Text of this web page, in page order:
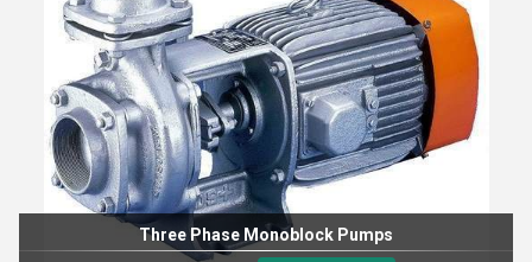
Three Phase Monoblock Pumps